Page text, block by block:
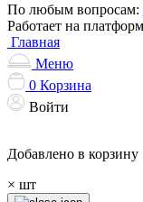
По любым вопросам:
Работает на
Главная
Меню
0 Корзина
Войти
Добавлено в корзину
× шт